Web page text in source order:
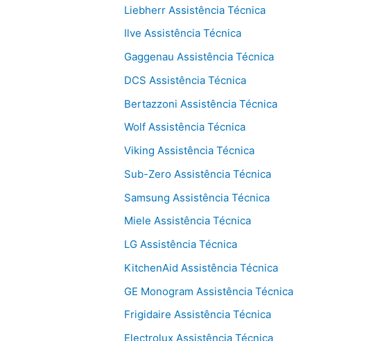
Liebherr Assistência Técnica
Ilve Assistência Técnica
Gaggenau Assistência Técnica
DCS Assistência Técnica
Bertazzoni Assistência Técnica
Wolf Assistência Técnica
Viking Assistência Técnica
Sub-Zero Assistência Técnica
Samsung Assistência Técnica
Miele Assistência Técnica
LG Assistência Técnica
KitchenAid Assistência Técnica
GE Monogram Assistência Técnica
Frigidaire Assistência Técnica
Electrolux Assistência Técnica